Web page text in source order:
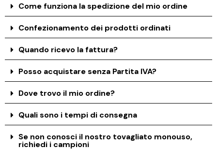
Come funziona la spedizione del mio ordine
Confezionamento dei prodotti ordinati
Quando ricevo la fattura?
Posso acquistare senza Partita IVA?
Dove trovo il mio ordine?
Quali sono i tempi di consegna
Se non conosci il nostro tovagliato monouso,
richiedi i campioni